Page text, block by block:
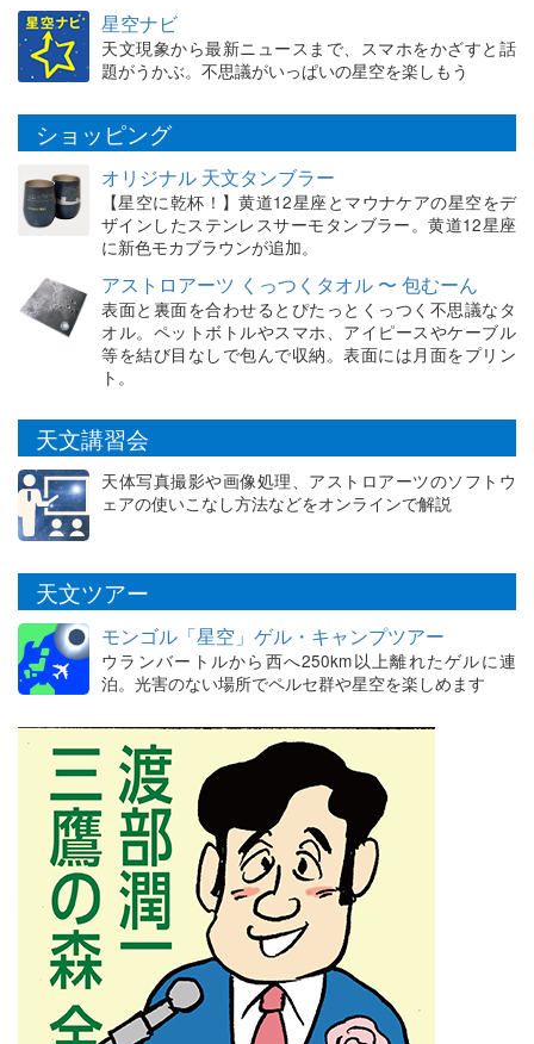
星空ナビ
天文現象から最新ニュースまで、スマホをかざすと話
題がうかぶ。不思議がいっぱいの星空を楽しもう
ショッピング
オリジナル 天文タンブラー
【星空に乾杯！】黄道12星座とマウナケアの星空をデ
ザインしたステンレスサーモタンブラー。黄道12星座
に新色モカブラウンが追加。
アストロアーツ くっつくタオル 〜 包むーん
表面と裏面を合わせるとぴたっとくっつく不思議なタ
オル。ペットボトルやスマホ、アイピースやケーブル
等を結び目なしで包んで収納。表面には月面をプリン
ト。
天文講習会
天体写真撮影や画像処理、アストロアーツのソフトウ
ェアの使いこなし方法などをオンラインで解説
天文ツアー
モンゴル「星空」ゲル・キャンプツアー
ウランバートルから西へ250km以上離れたゲルに連
泊。光害のない場所でペルセ群や星空を楽しめます